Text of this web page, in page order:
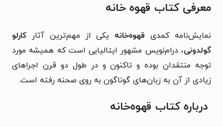
معرفی کتاب قهوه خانه
نمایش‌نامه کمدیقهوه‌خانه یکی از مهم‌ترین آثار کارلو
گولدونی، درام‌نویس مشهور ایتالیایی است که همیشه مورد
توجه منتقدان بوده و تاکنون و در طول دو قرن اجراهای
زیادی از آن به زبان‌های گوناگون به روی صحنه رفته است.
درباره کتاب قهوه‌خانه